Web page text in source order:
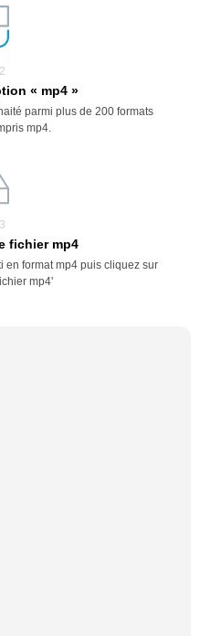
« mp4 »
parmi plus de 200 formats
mp4.
fichier mp4
en format mp4 puis cliquez sur
mp4'